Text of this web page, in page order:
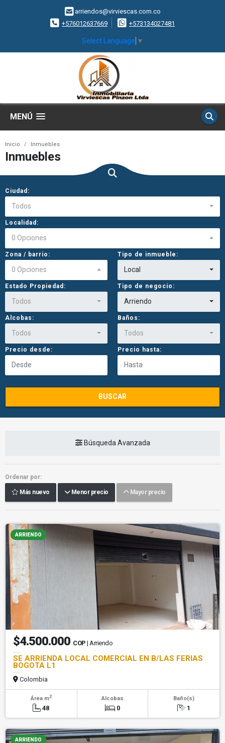
arriendos@virviescas.com.co
+576012637669
+573134027481
Select Language ▼
MENÚ
Inicio Inmuebles
Inmuebles
Ciudad:
Todos
Localidad:
0 Opciones
Zona / barrio:
0 Opciones
Tipo de inmueble:
Local
Estado Propiedad:
Todos
Tipo de negocio:
Arriendo
Alcobas:
Todos
Baños:
Todos
Precio desde: Precio hasta:
BUSCAR
Búsqueda Avanzada
Ordenar por:
Más nuevo Menor precio Mayor precio
ARRIENDO
$4.500.000 COP | Arriendo
SE ARRIENDA LOCAL COMERCIAL EN B/LAS FERIAS
BOGOTA L1
Colombia
Área m2
48
Alcobas
0
Baño(s)
1
ARRIENDO